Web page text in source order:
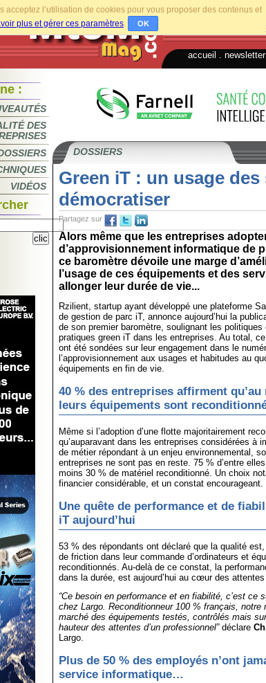
acceptez l’utilisation de cookies pour vous proposer des contenus et
plus et gérer ces paramètres. OK
accueil newsletter
:
DES
VIDÉOS
DOSSIERS
Green iT : un usage des
démocratiser
Partagez sur
Alors même que les entreprises
d’approvisionnement informatique de
ce baromètre dévoile une marge
l’usage de ces équipements et des
allonger leur durée de vie...
Rzilient, startup ayant développé une plateforme
de gestion de parc iT, annonce aujourd’hui la
de son premier baromètre, soulignant les politiques
pratiques green iT dans les entreprises. Au total,
ont été sondées sur leur engagement dans le
l’approvisionnement aux usages et habitudes au
équipements en fin de vie.
40 % des entreprises affirment
leurs équipements sont
Même si l’adoption d’une flotte majoritairement
qu’auparavant dans les entreprises considérées à
de métier répondant à un enjeu environnemental,
entreprises ne sont pas en reste. 75 % d’entre
moins 30 % de matériel reconditionné. Un choix
financier considérable, et un constat encourageant.
Une quête de performance et de
iT aujourd’hui
53 % des répondants ont déclaré que la qualité
de friction dans leur commande d’ordinateurs et
reconditionnés. Au-delà de ce constat, la
dans la durée, est aujourd’hui au cœur des
“Ce besoin en performance et en fiabilité, c’est ce
chez Largo. Reconditionneur 100 % français,
marché des équipements testés, contrôlés mais
hauteur des attentes d’un professionnel”déclare
Largo.
Plus de 50 % des employés n’ont
service informatique…